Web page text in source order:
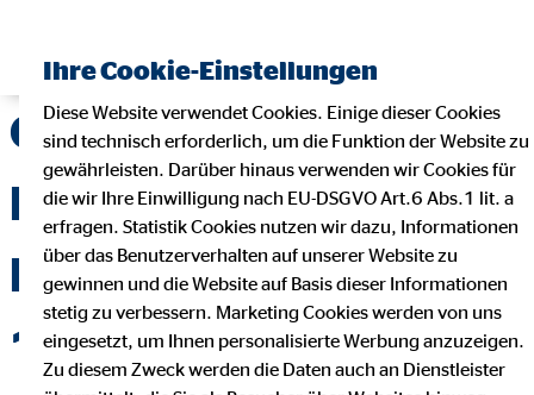
OVB
Bezirksdirektorin
Regina Heil spendet
1.000 Euro an die
Ihre Cookie-Einstellungen
Diese Website verwendet Cookies. Einige dieser Cookies
sind technisch erforderlich, um die Funktion der Website zu
gewährleisten. Darüber hinaus verwenden wir Cookies für
die wir Ihre Einwilligung nach EU-DSGVO Art.6 Abs.1 lit. a
erfragen. Statistik Cookies nutzen wir dazu, Informationen
über das Benutzerverhalten auf unserer Website zu
gewinnen und die Website auf Basis dieser Informationen
stetig zu verbessern. Marketing Cookies werden von uns
eingesetzt, um Ihnen personalisierte Werbung anzuzeigen.
Zu diesem Zweck werden die Daten auch an Dienstleister